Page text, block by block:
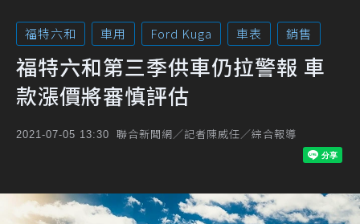
福特六和 車用 Ford Kuga 車表 銷售
福特六和第三季供車仍拉警報 車
款漲價將審慎評估
2021-07-05 13:30 聯合新聞網／記者陳威任／綜合報導